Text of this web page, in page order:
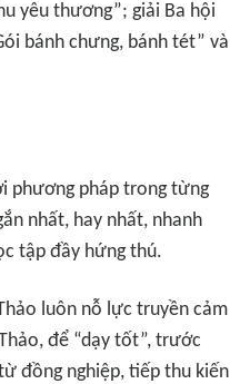
yêu thương”; giải Ba hội
bánh chưng, bánh tét” và
phương pháp trong từng
nhất, hay nhất, nhanh
tập đầy hứng thú.
luôn nỗ lực truyền cảm
để “dạy tốt”, trước
đồng nghiệp, tiếp thu kiến